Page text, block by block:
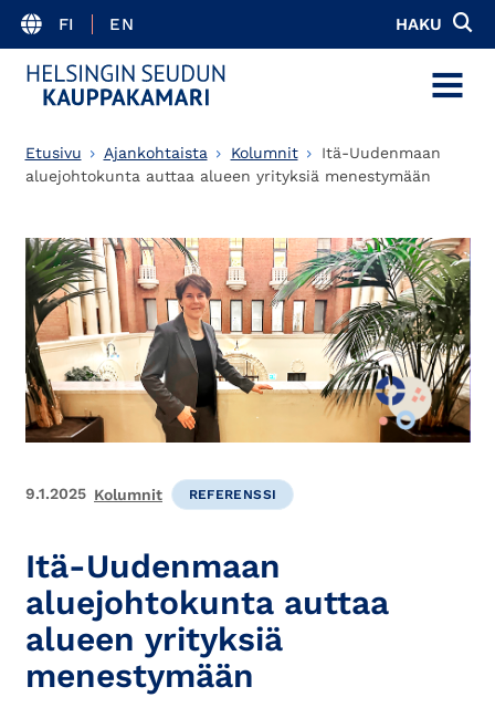
FI EN HAKU
MENU
Etusivu Ajankohtaista Kolumnit
Itä-Uudenmaan
aluejohtokunta auttaa alueen yrityksiä menestymään
9.1.2025 Kolumnit REFERENSSI
Itä-Uudenmaan
aluejohtokunta auttaa
alueen yrityksiä
menestymään